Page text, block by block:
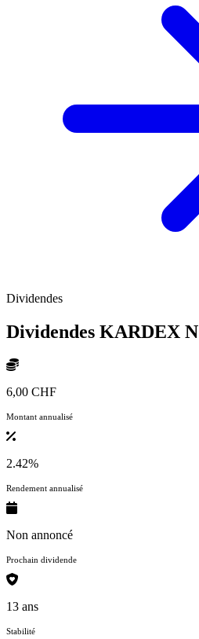
Dividendes
Dividendes KARDEX N
6,00 CHF
Montant annualisé
2.42%
Rendement annualisé
Non annoncé
Prochain dividende
13 ans
Stabilité